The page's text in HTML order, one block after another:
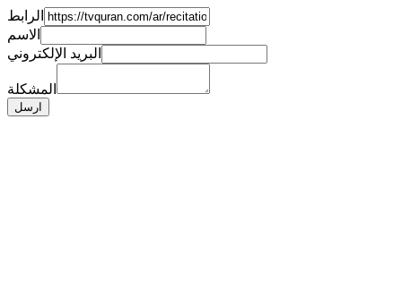
الرابط
الاسم
البريد الإلكتروني
المشكلة
ارسل